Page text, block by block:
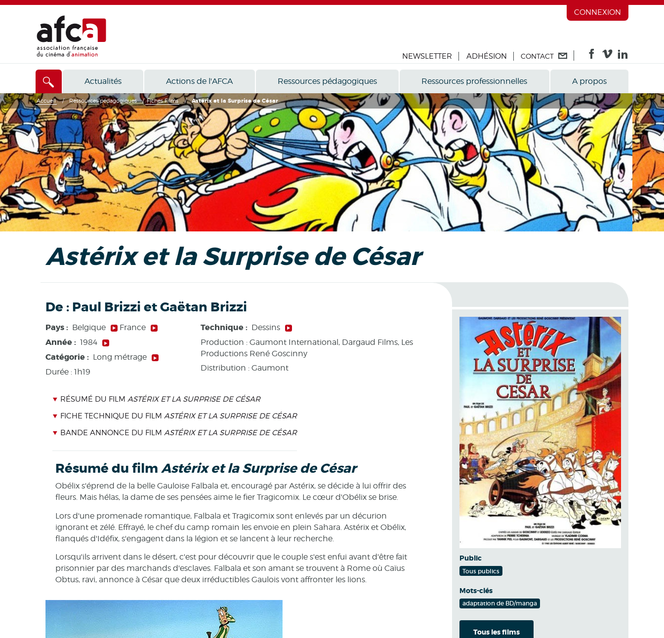
CONNEXION
NEWSLETTER ADHÉSION CONTACT
Actualités Actions de l'AFCA Ressources pédagogiques Ressources professionnelles A propos
Accueil / Ressources pédagogiques /Fiches Films / Astérix et la Surprise de César
Astérix et la Surprise de César
De : Paul Brizzi et Gaëtan Brizzi
Pays : Belgique France
Année : 1984
Catégorie : Long métrage
Durée : 1h19
Technique : Dessins
Production : Gaumont International, Dargaud Films, Les
Productions René Goscinny
Distribution : Gaumont
RÉSUMÉ DU FILM ASTÉRIX ET LA SURPRISE DE CÉSAR
FICHE TECHNIQUE DU FILM ASTÉRIX ET LA SURPRISE DE CÉSAR
BANDE ANNONCE DU FILM ASTÉRIX ET LA SURPRISE DE CÉSAR
Résumé du film Astérix et la Surprise de César
Obélix s'éprend de la belle Gauloise Falbala et, encouragé par Astérix, se décide à lui offrir des
fleurs. Mais hélas, la dame de ses pensées aime le fier Tragicomix. Le cœur d'Obélix se brise.
Lors d'une promenade romantique, Falbala et Tragicomix sont enlevés par un décurion
ignorant et zélé. Effrayé, le chef du camp romain les envoie en plein Sahara. Astérix et Obélix,
flanqués d'Idéfix, s'engagent dans la légion et se lancent à leur recherche.
Lorsqu'ils arrivent dans le désert, c'est pour découvrir que le couple s'est enfui avant d'être fait
prisonnier par des marchands d'esclaves. Falbala et son amant se trouvent à Rome où Caïus
Obtus, ravi, annonce à César que deux irréductibles Gaulois vont affronter les lions.
Public
Tous publics
Mots-clés
adaptation de BD/manga
Tous les films